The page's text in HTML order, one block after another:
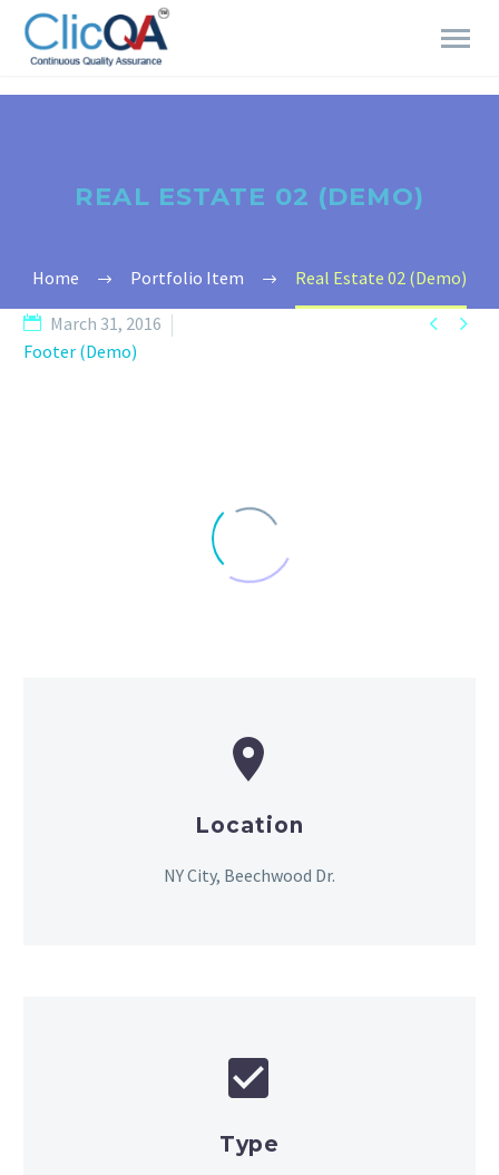
REAL ESTATE 02 (DEMO)
Home Portfolio Item Real Estate 02 (Demo)
 
March 31, 2016
Footer (Demo)


Location
NY City, Beechwood Dr.


Type